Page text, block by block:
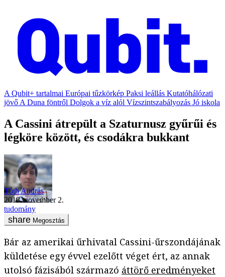
A Qubit+ tartalmai Európai tűzkörkép Paksi leállás Kutatóhálózati
jövő A Duna föntről Dolgok a víz alól Vízszintszabályozás Jó iskola
A Cassini átrepült a Szaturnusz gyűrűi és
légköre között, és csodákra bukkant
Tóth András
2018. november 2.
tudomány
Megosztás
Bár az amerikai űrhivatal Cassini-űrszondájának
küldetése egy évvel ezelőtt véget ért, az annak
utolsó fázisából származó áttörő eredményeket